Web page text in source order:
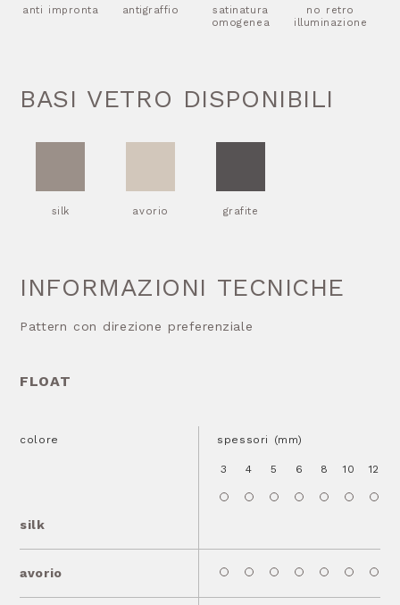
anti impronta antigraffio
satinatura
omogenea
no retro
illuminazione
BASI VETRO DISPONIBILI
silk avorio grafite
INFORMAZIONI TECNICHE
Pattern con direzione preferenziale
FLOAT
colore
silk
spessori (mm)
3 4 5 6 8 10 12
avorio